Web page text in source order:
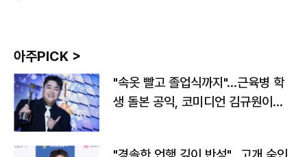
아주PICK >
"속옷 빨고 졸업식까지"…근육병 학
생 돌본 공익, 코미디언 김규원이었